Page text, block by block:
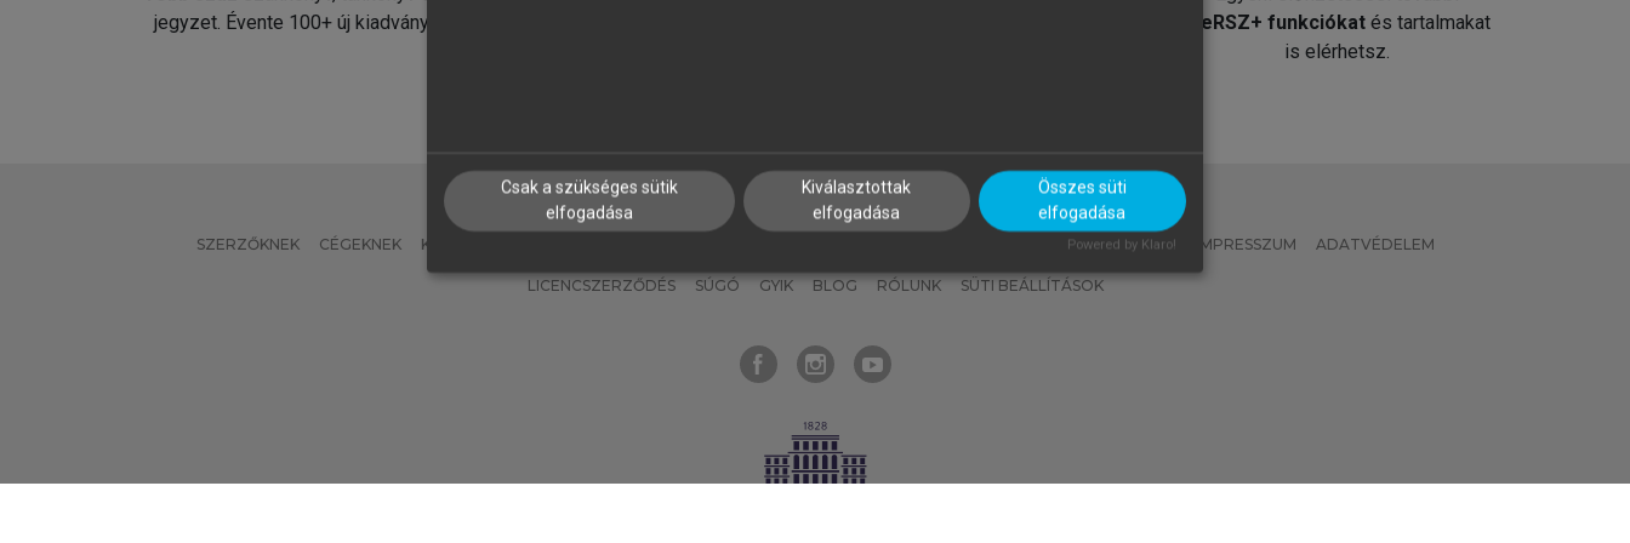
jegyzet. Évente 100+ új kiadvány.
MeRSZ+ funkciókat és tartalmakat
is elérhetsz.
SZERZŐKNEK CÉGEKNEK KÖNYVTÁROSOKNAK MI – ÁLTALÁNOS IRÁNYELVEK IMPRESSZUM ADATVÉDELEM
LICENCSZERZŐDÉS SÚGÓ GYIK BLOG RÓLUNK SÜTI BEÁLLÍTÁSOK
Csak a szükséges sütik
elfogadása
Kiválasztottak
elfogadása
Összes süti
elfogadása
Powered by Klaro!